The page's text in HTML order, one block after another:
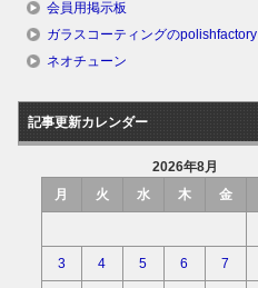
会員用掲示板
ガラスコーティングのpolishfactory
ネオチューン
記事更新カレンダー
2026年8月
月
火 水 木 金
3 4 5 6 7